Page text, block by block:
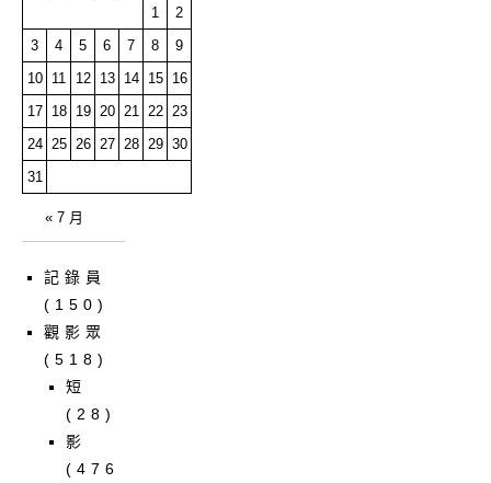
1
2
3
4 5 6 7 8
9
10
11 12 13 14 15
16
17
18 19 20 21 22 23
24 25 26 27 28 29 30
31
« 7 月
記錄員
(150)
觀影眾
(518)
短
(28)
影
(476